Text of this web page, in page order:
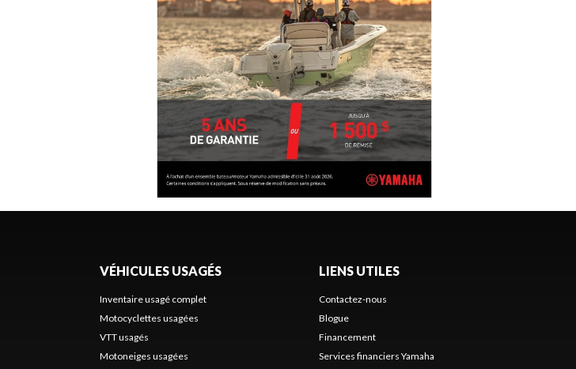
VÉHICULES USAGÉS
Inventaire usagé complet
Motocyclettes usagées
VTT usagés
Motoneiges usagées
LIENS UTILES
Contactez-nous
Blogue
Financement
Services financiers Yamaha